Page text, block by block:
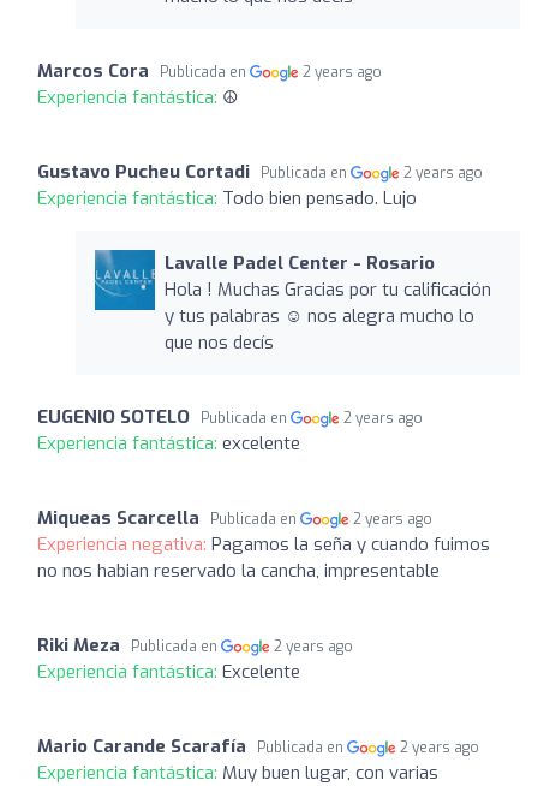
Marcos Cora Publicada en 2 years ago
Experiencia fantástica: ☮️
Gustavo Pucheu Cortadi Publicada en 2 years ago
Experiencia fantástica: Todo bien pensado. Lujo
Lavalle Padel Center - Rosario
Hola ! Muchas Gracias por tu calificación
y tus palabras ☺️ nos alegra mucho lo
que nos decís
EUGENIO SOTELO Publicada en 2 years ago
Experiencia fantástica: excelente
Miqueas Scarcella Publicada en 2 years ago
Experiencia negativa: Pagamos la seña y cuando fuimos
no nos habian reservado la cancha, impresentable
Riki Meza Publicada en 2 years ago
Experiencia fantástica: Excelente
Mario Carande Scarafía Publicada en 2 years ago
Experiencia fantástica: Muy buen lugar, con varias